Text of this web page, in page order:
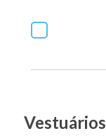
Vestuários